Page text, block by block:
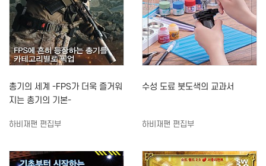
총기의 세계 -FPS가 더욱 즐거워
지는 총기의 기본-
하비재팬 편집부
수성 도료 붓도색의 교과서
하비재팬 편집부